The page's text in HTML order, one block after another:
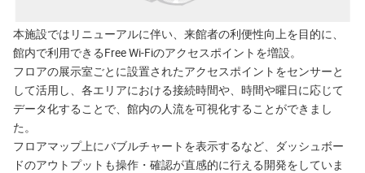
本施設ではリニューアルに伴い、来館者の利便性向上を目的に、
館内で利用できるFree Wi-Fiのアクセスポイントを増設。
フロアの展示室ごとに設置されたアクセスポイントをセンサーと
して活用し、各エリアにおける接続時間や、時間や曜日に応じて
データ化することで、館内の人流を可視化することができまし
た。
フロアマップ上にバブルチャートを表示するなど、ダッシュボー
ドのアウトプットも操作・確認が直感的に行える開発をしていま